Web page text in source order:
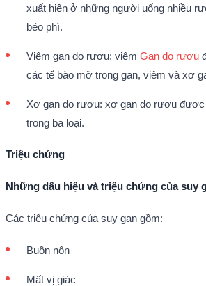
xuất hiện ở những người uống nhiều
béo phì.
Viêm gan do rượu: viêm Gan do rượu
các tế bào mỡ trong gan, viêm và xơ
Xơ gan do rượu: xơ gan do rượu được
trong ba loại.
Triệu chứng
Những dấu hiệu và triệu chứng của suy
Các triệu chứng của suy gan gồm:
Buồn nôn
Mất vị giác